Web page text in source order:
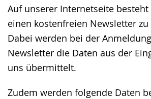
Auf unserer Internetseite
einen kostenfreien Newsletter
Dabei werden bei der
Newsletter die Daten aus der
uns übermittelt.
Zudem werden folgende Daten
wird
angezeigt.